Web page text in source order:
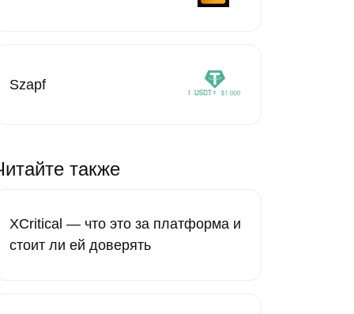
Szapf
также
XCritical — что это за платформа и
стоит ли ей доверять